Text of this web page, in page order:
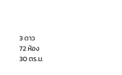
3 ดาว
72 ห้อง
30 ตร.ม.